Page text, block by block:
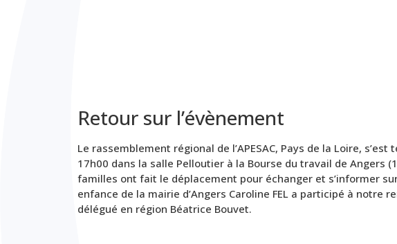
Retour sur l’évènement
Le rassemblement régional de l’APESAC, Pays de la Loire,
17h00 dans la salle Pelloutier à la Bourse du travail de Angers
familles ont fait le déplacement pour échanger et s’informer
enfance de la mairie d’Angers Caroline FEL a participé à notre
délégué en région Béatrice Bouvet.